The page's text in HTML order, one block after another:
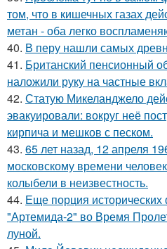
том, что в кишечных газах
метан - оба легко
40. В перу нашли самых
41. Британский пенсионный
наложили руку на частные
42. Статую Микеланджело
эвакуировали: вокруг неё
кирпича и мешков с песком.
43. 65 лет назад, 12 апреля
московскому времени
колыбели в неизвестность.
44. Еще порция исторических
"Артемида-2" во Время
луной.